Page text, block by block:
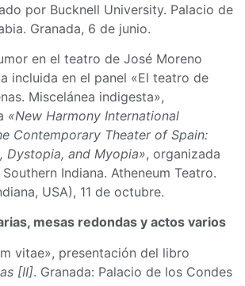
por Bucknell University. Palacio de
Granada, 6 de junio.
en el teatro de José Moreno
incluida en el panel «El teatro de
Miscelánea indigesta»,
«New Harmony International
Contemporary Theater of Spain:
Dystopia, and Myopia», organizada
Indiana. Atheneum Teatro.
USA), 11 de octubre.
mesas redondas y actos varios
vitae», presentación del libro
[II]. Granada: Palacio de los Condes